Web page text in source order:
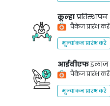
कूल्हाप्रतिस्थापन
पैकेज प्रारंभ करें
मूल्यांकन प्रारंभ करें
आईवीएफइलाज
पैकेज प्रारंभ करें
मूल्यांकन प्रारंभ करें